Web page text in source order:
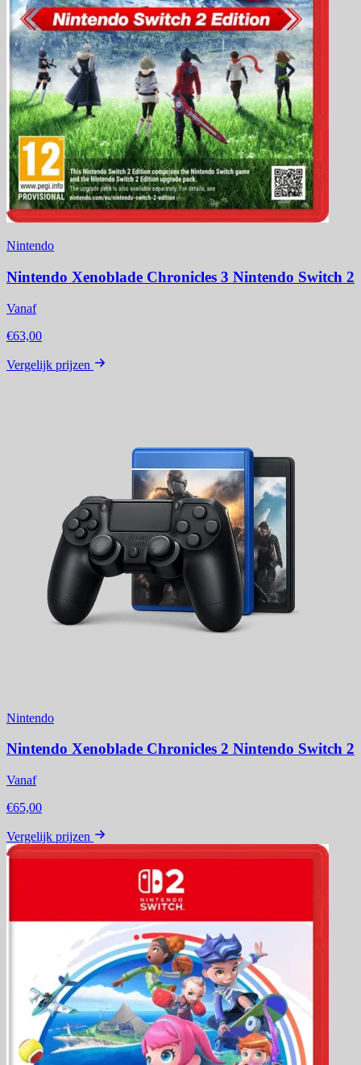
Nintendo
Nintendo Xenoblade Chronicles 3 Nintendo Switch 2
Vanaf
€63,00
Vergelijk prijzen
Nintendo
Nintendo Xenoblade Chronicles 2 Nintendo Switch 2
Vanaf
€65,00
Vergelijk prijzen